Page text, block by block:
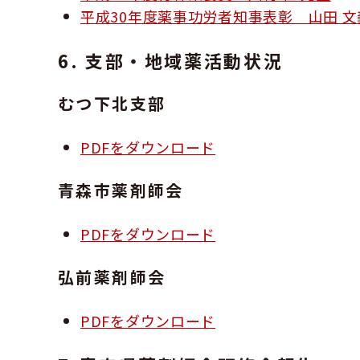
平成30年度薬事功労者知事表彰 山田 文
6. 支部・地域薬活動状況
むつ下北支部
PDFをダウンロード
青森市薬剤師会
PDFをダウンロード
弘前薬剤師会
PDFをダウンロード